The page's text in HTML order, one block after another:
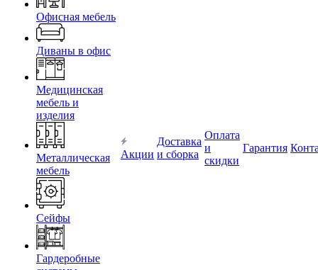
Офисная мебель
Диваны в офис
Медицинская
мебель и
изделия
Металлическая
мебель
Сейфы
Гардеробные
Акции
Доставка
и сборка
Оплата
и
скидки
Гарантия